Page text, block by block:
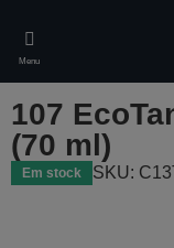
main
content
Menu
107
(70 ml)
Em stock SKU: